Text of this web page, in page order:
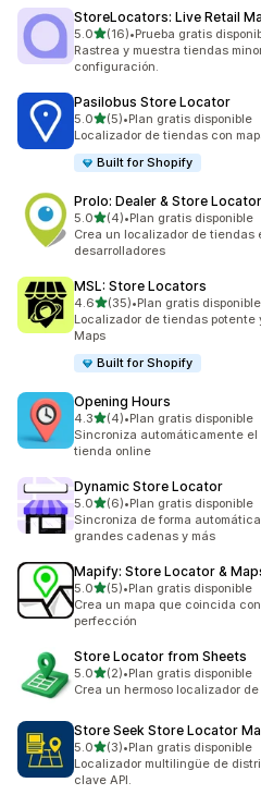
StoreLocators: Live Retail
5.0de 5 estrellas
(16)
16 reseñas en total
•Prueba gratis
Rastrea y muestra tiendas
configuración.
Pasilobus Store Locator
5.0de 5 estrellas
(5)
5 reseñas en total
•Plan gratis disponible
Localizador de tiendas con
Built for Shopify
Prolo: Dealer & Store Locator
5.0de 5 estrellas
(4)
4 reseñas en total
•Plan gratis disponible
Crea un localizador de tiendas
desarrolladores
MSL: Store Locators
4.6de 5 estrellas
(35)
35 reseñas en total
•Plan gratis disponible
Localizador de tiendas
Maps
Built for Shopify
Opening Hours
4.3de 5 estrellas
(4)
4 reseñas en total
•Plan gratis disponible
Sincroniza automáticamente el
tienda online
Dynamic Store Locator
5.0de 5 estrellas
(6)
6 reseñas en total
•Plan gratis disponible
Sincroniza de forma
grandes cadenas y más
Mapify: Store Locator &
5.0de 5 estrellas
(5)
5 reseñas en total
•Plan gratis disponible
Crea un mapa que coincida
perfección
Store Locator from Sheets
5.0de 5 estrellas
(2)
2 reseñas en total
•Plan gratis disponible
Crea un hermoso localizador
Store Seek Store Locator
5.0de 5 estrellas
(3)
3 reseñas en total
•Plan gratis disponible
Localizador multilingüe de
clave API.